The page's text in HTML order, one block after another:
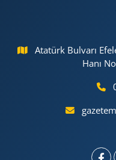
Atatürk Bulvarı
Hanı